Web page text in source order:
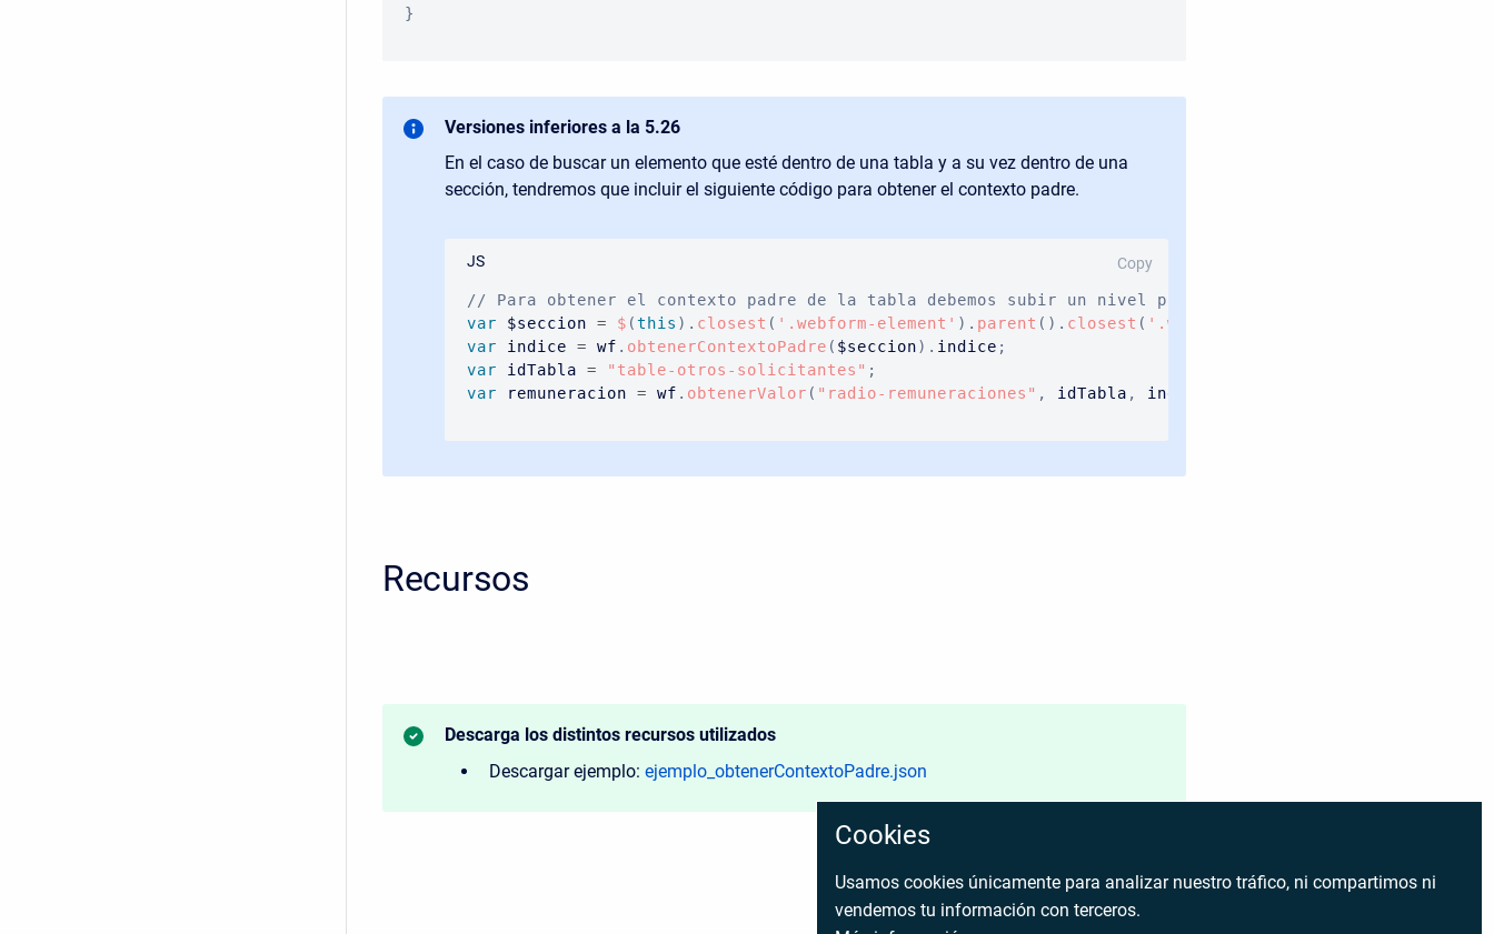
}
Versiones inferiores a la 5.26
En el caso de buscar un elemento que esté dentro de una tabla y a su vez dentro de una
sección, tendremos que incluir el siguiente código para obtener el contexto padre.
// Para obtener el contexto padre de la tabla debemos subir un nivel porque estamos siendo
var $seccion = $ (this ) . closest ( '.webform-element' ) . parent ( ) . closest ( '.webform-element'
var indice = wf . obtenerContextoPadre ( $seccion) . indice ;
var idTabla = "table-otros-solicitantes" ;
var remuneracion = wf . obtenerValor ( "radio-remuneraciones" , idTabla , indice
Copy
JS
Recursos
Descarga los distintos recursos utilizados
Descargar ejemplo: ejemplo_obtenerContextoPadre.json
Cookies
Usamos cookies únicamente para analizar nuestro tráfico, ni compartimos ni
vendemos tu información con terceros.